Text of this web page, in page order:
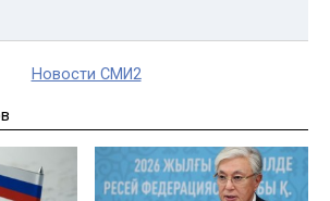
Новости СМИ2